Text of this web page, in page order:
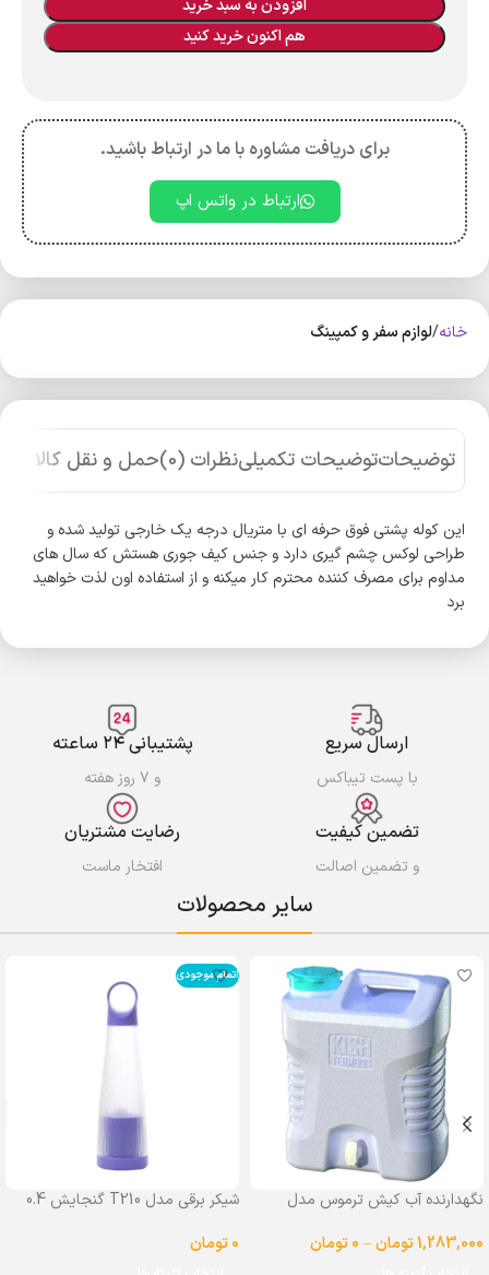
افزودن به سبد خرید
هم اکنون خرید کنید
برای دریافت مشاوره با ما در ارتباط باشید.
ارتباط در واتس اپ
خانه لوازم سفر و کمپینگ
توضیحاتتوضیحات تکمیلینظرات (0) حمل و نقل کالا
این کوله پشتی فوق حرفه ای با متریال درجه یک خارجی تولید شده و
طراحی لوکس چشم گیری دارد و جنس کیف جوری هستش که سال های
مداوم برای مصرف کننده محترم کار میکنه و از استفاده اون لذت خواهید
برد
ارسال سریع
با پست تیباکس
پشتیبانی ۲۴ ساعته
و ۷ روز هفته
تضمین کیفیت
و تضمین اصالت
رضایت مشتریان
افتخار ماست
سایر محصولات
نگهدارنده آب کیش ترموس مدل
1,283,000تومان–
0تومان
اتمام موجودی
شیکر برقی مدل T210 گنجایش 0.4
0تومان